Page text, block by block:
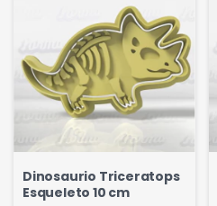
Dinosaurio Triceratops
Esqueleto 10 cm